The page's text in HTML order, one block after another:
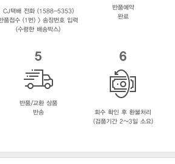
CJ택배 전화 (1588-5353)
품접수 (1번) > 송장번호 입력
(수령한 배송박스)
반품예약
완료
5
반품/교환 상품
반송
6
회수 확인 후 환불처리
(검품기간 2~3일 소요)